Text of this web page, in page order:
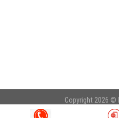
Copyright 2026 ©